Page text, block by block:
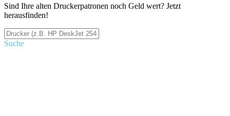
Sind Ihre alten Druckerpatronen noch Geld wert? Jetzt
herausfinden!
Suche